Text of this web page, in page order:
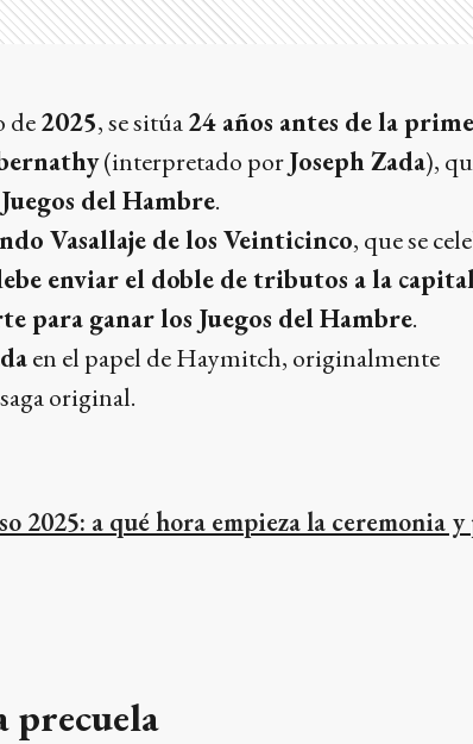
de2025, se sitúa24 años antes de la
(interpretado porJoseph Zada),
del Hambre.
Vasallaje de los Veinticinco, que se
enviar el doble de tributos a la
para ganar los Juegos del Hambre.
en el papel de Haymitch, originalmente
original.
2025: a qué hora empieza la ceremonia
precuela